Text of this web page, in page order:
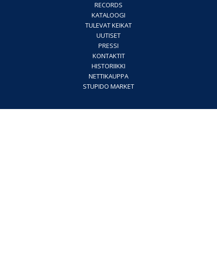
RECORDS
KATALOOGI
TULEVAT KEIKAT
UUTISET
PRESSI
KONTAKTIT
HISTORIIKKI
NETTIKAUPPA
STUPIDO MARKET